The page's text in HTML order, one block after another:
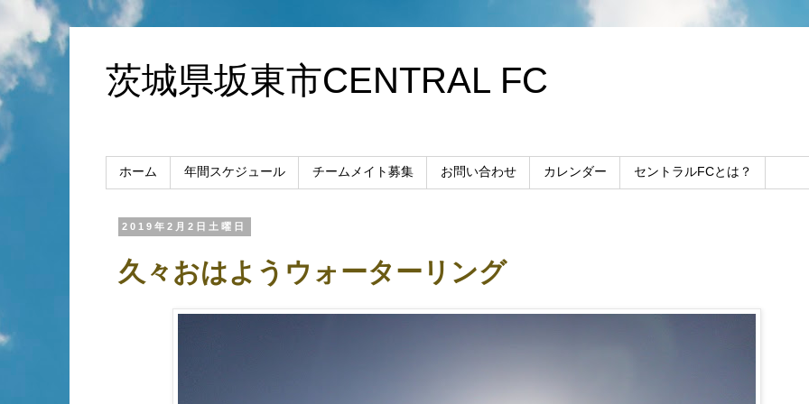
茨城県坂東市CENTRAL FC
ホーム 年間スケジュール チームメイト募集 お問い合わせ カレンダー セントラルFCとは？
2019年2月2日土曜日
久々おはようウォーターリング